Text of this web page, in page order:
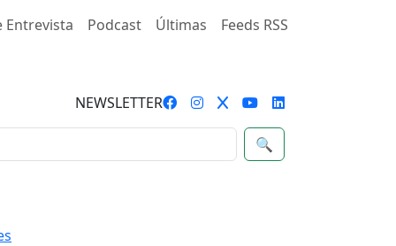
Entrevista Podcast Últimas Feeds RSS
NEWSLETTER
🔍